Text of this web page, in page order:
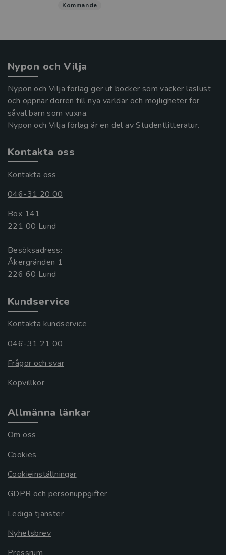
Kommande
Nypon och Vilja
Nypon och Vilja förlag ger ut böcker som väcker läslust
och öppnar dörren till nya världar och möjligheter för
såväl barn som vuxna.
Nypon och Vilja förlag är en del av Studentlitteratur.
Kontakta oss
Kontakta oss
046-31 20 00
Box 141
221 00 Lund
Besöksadress:
Åkergränden 1
Kundservice
Kontakta kundservice
046-31 21 00
Frågor och svar
Köpvillkor
Allmänna länkar
Om oss
Cookies
Cookieinställningar
GDPR och personuppgifter
Lediga tjänster
Nyhetsbrev